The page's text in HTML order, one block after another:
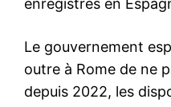
Le Mossad prétend avoir
aidé à déjouer un attentat du